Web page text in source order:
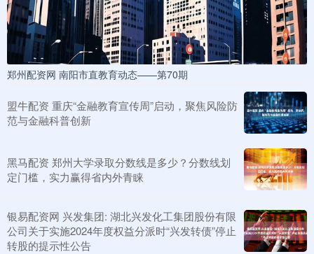
郑州配资网 南阳市直教育动态——第70期
盟牛配资 重庆“金融教育宣传周”启动，聚焦风险防
范与金融科普创新
黑马配资 郑州大学录取分数线是多少？分数线划
定门槛，实力赢得省内外青睐
银易配资网 兴发集团: 湖北兴发化工集团股份有限
公司关于实施2024年度权益分派时“兴发转债”停止
转股的提示性公告